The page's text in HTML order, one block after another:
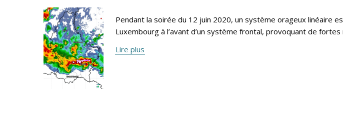
Pendant la soirée du 12 juin 2020, un système orageux linéaire
Luxembourg à l’avant d’un système frontal, provoquant de
Lire plus